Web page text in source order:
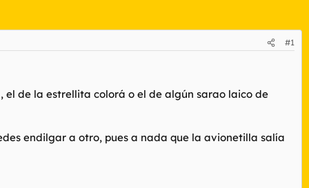
#1
el de la estrellita colorá o el de algún sarao laico de
endilgar a otro, pues a nada que la avionetilla salía